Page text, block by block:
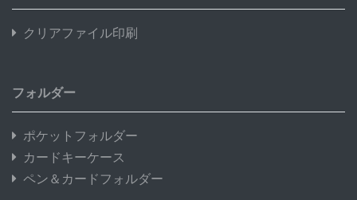
クリアファイル印刷
フォルダー
ポケットフォルダー
カードキーケース
ペン＆カードフォルダー